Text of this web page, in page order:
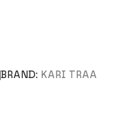
BRAND: KARI TRAA